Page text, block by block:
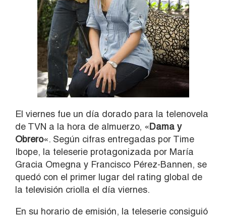
El viernes fue un día dorado para la telenovela
de TVN a la hora de almuerzo, «Dama y
Obrero«. Según cifras entregadas por Time
Ibope, la teleserie protagonizada por María
Gracia Omegna y Francisco Pérez-Bannen, se
quedó con el primer lugar del rating global de
la televisión criolla el día viernes.
En su horario de emisión, la teleserie consiguió